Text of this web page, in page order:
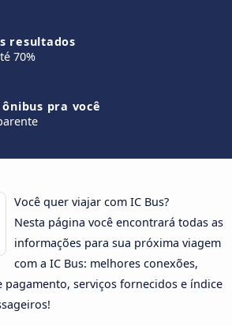
resultados
70%
pra você
Você quer viajar com IC Bus?
Nesta página você encontrará todas as
informações para sua próxima viagem
com a IC Bus: melhores conexões,
pagamento, serviços fornecidos e índice